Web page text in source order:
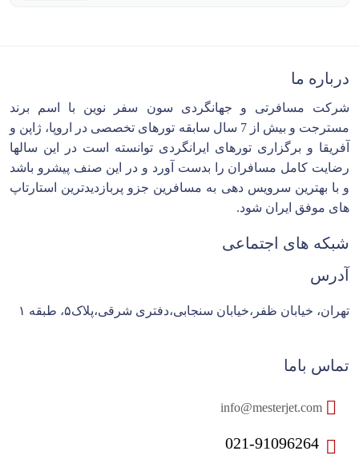
درباره ما
شرکت مسافرتی و جهانگردی سون سفر نوین با اسم برند
مسترجت و بیش از 7 سال سابقه تورهای تخصصی در اروپا، ژاپن و
آفریقا و برگزاری تورهای ایرانگردی توانسته است در این سالها
رضایت کامل مسافران را بدست آورد و در این صنف پیشرو باشد
و با بهترین سرویس دهی به مسافرین جزو پربازدیدترین استارتاپ
های موفق ایران شود.
شبکه های اجتماعی
آدرس
تهران، خیابان ظفر،خیابان سنجابی،دفتری شرقی،پلاک۵، طبقه ۱
تماس باما
021-91096264